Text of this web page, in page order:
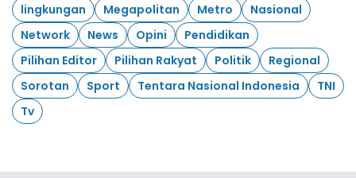
lingkungan
Megapolitan Metro
Nasional
Network
News Opini
Pendidikan
Pilihan Editor
Pilihan Rakyat Politik
Regional
Sorotan
Sport Tentara Nasional Indonesia
TNI
Tv